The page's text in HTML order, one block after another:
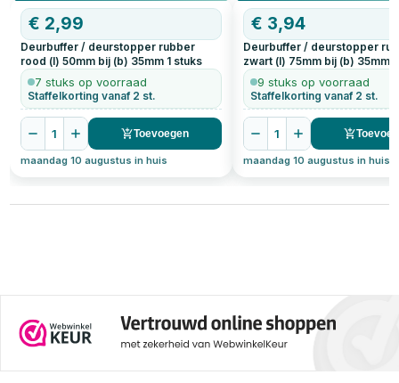
deuren. Maar hoe kies je de
juiste deurstop en hoe
installeer je een deurstop? We
leggen het stap voor stap uit.
€ 2,99
Deurbuffer / deurstopper rubber
rood (l) 50mm bij (b) 35mm 1 stuks
7 stuks op voorraad
Staffelkorting vanaf 2 st.
1 Toevoegen
maandag 10 augustus in huis
€ 3,94
Deurbuffer / deurstopper
zwart (l) 75mm bij (b) 35mm
9 stuks op voorraad
Staffelkorting vanaf 2 st.
1
maandag 10 augustus in huis